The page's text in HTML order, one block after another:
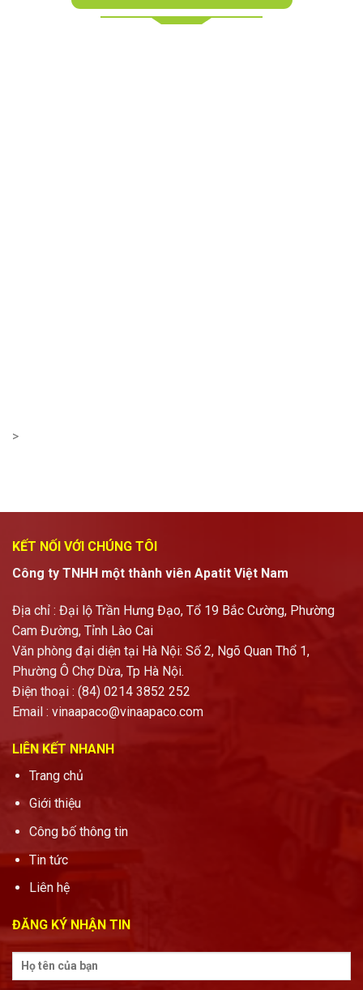
>
KẾT NỐI VỚI CHÚNG TÔI
Công ty TNHH một thành viên Apatit Việt Nam
Địa chỉ : Đại lộ Trần Hưng Đạo, Tổ 19 Bắc Cường, Phường
Cam Đường, Tỉnh Lào Cai
Văn phòng đại diện tại Hà Nội: Số 2, Ngõ Quan Thổ 1,
Phường Ô Chợ Dừa, Tp Hà Nội.
Điện thoại : (84) 0214 3852 252
Email : vinaapaco@vinaapaco.com
LIÊN KẾT NHANH
Trang chủ
Giới thiệu
Công bố thông tin
Tin tức
Liên hệ
ĐĂNG KÝ NHẬN TIN